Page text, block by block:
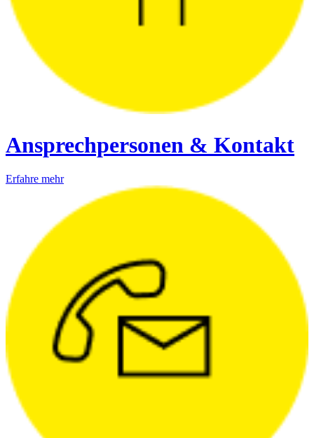
Ansprechpersonen & Kontakt
Erfahre mehr